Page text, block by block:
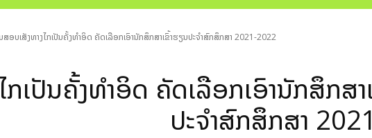
ສອບເສັງທາງໄກເປັນຄັ້ງທຳອິດ ຄັດເລືອກເອົານັກສຶກສາເຂົ້າຮຽນປະຈຳສົກສຶກສາ 2021-2022
ກເປັນຄັ້ງທຳອິດ ຄັດເລືອກເອົານັກສຶກສາ
ປະຈຳສົກສຶກສາ